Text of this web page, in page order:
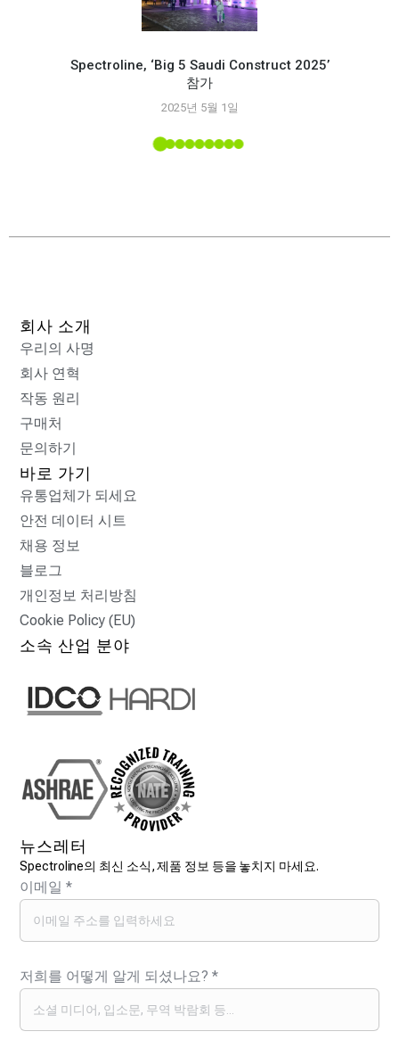
Spectroline, ‘Big 5 Saudi Construct 2025’
참가
2025년 5월 1일
회사 소개
우리의 사명
회사 연혁
작동 원리
구매처
문의하기
바로 가기
유통업체가 되세요
안전 데이터 시트
채용 정보
블로그
개인정보 처리방침
Cookie Policy (EU)
소속 산업 분야
뉴스레터
Spectroline의 최신 소식, 제품 정보 등을 놓치지 마세요.
이메일*
저희를 어떻게 알게 되셨나요?*